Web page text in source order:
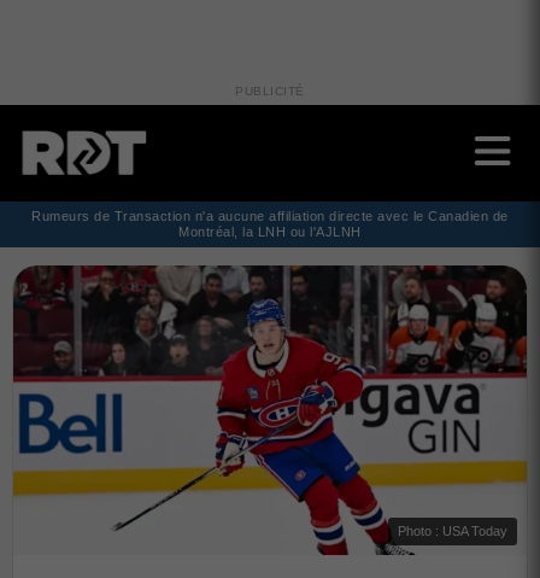
PUBLICITÉ
Rumeurs de Transaction n'a aucune affiliation directe avec le Canadien de
Montréal, la LNH ou l'AJLNH
Photo : USA Today